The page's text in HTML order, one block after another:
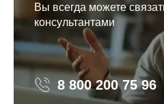
Вы всегда можете
консультантами
8 800 200 75 96